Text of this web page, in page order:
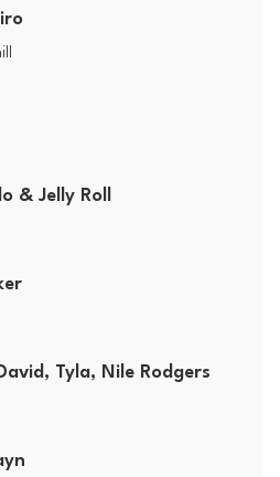
& Jelly Roll
Tyla, Nile Rodgers